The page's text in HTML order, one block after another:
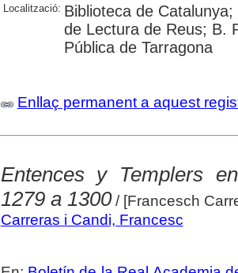
Localització: Biblioteca de
de Lectura de Reus; B.
Pública de Tarragona
Enllaç permanent a aquest
Entences y Templers
1279 a 1300/ [Francesch
Carreras i Candi, Francesc